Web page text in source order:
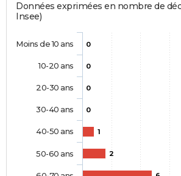
Données exprimées en nombre de
Insee)
0
0
0
0
1
2
Moins de 10 ans
10-20 ans
20-30 ans
30-40 ans
40-50 ans
50-60 ans